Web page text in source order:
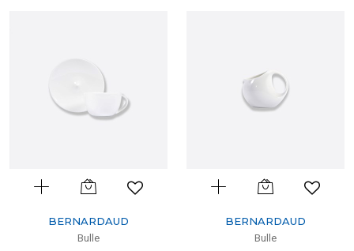
BERNARDAUD
Bulle
BERNARDAUD
Bulle